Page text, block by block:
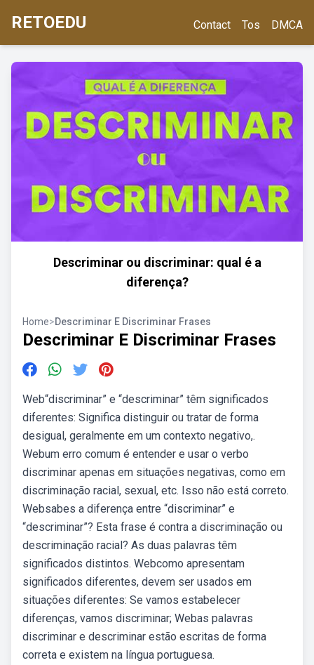
RETOEDU Contact Tos DMCA
Descriminar ou discriminar: qual é a
diferença?
Home>Descriminar E Discriminar Frases
Descriminar E Discriminar Frases
Web“discriminar” e “descriminar” têm significados
diferentes: Significa distinguir ou tratar de forma
desigual, geralmente em um contexto negativo,.
Webum erro comum é entender e usar o verbo
discriminar apenas em situações negativas, como em
discriminação racial, sexual, etc. Isso não está correto.
Websabes a diferença entre “discriminar” e
“descriminar”? Esta frase é contra a discriminação ou
descriminação racial? As duas palavras têm
significados distintos. Webcomo apresentam
significados diferentes, devem ser usados em
situações diferentes: Se vamos estabelecer
diferenças, vamos discriminar; Webas palavras
discriminar e descriminar estão escritas de forma
correta e existem na língua portuguesa.